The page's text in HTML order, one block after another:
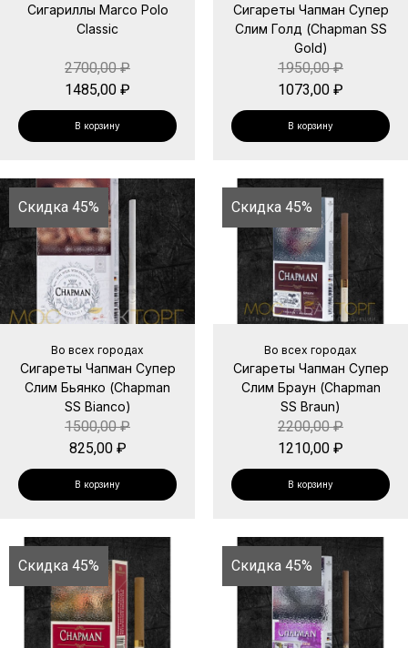
Сигариллы Marco Polo
Classic
2700,00₽
1485,00 ₽
В корзину
Сигареты Чапман Супер
Слим Голд (Chapman SS
Gold)
1950,00₽
1073,00 ₽
В корзину
Скидка 45%
Во всех городах
Сигареты Чапман Супер
Слим Бьянко (Chapman
SS Bianco)
1500,00₽
825,00 ₽
В корзину
Скидка 45%
Во всех городах
Сигареты Чапман Супер
Слим Браун (Chapman
SS Braun)
2200,00₽
1210,00 ₽
В корзину
Скидка 45% Скидка 45%